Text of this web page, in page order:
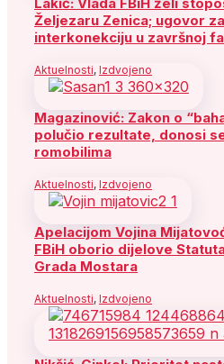
Željezaru Zenica; ugovor
interkonekciju u završnoj
Aktuelnosti, Izdvojeno
Magazinović: Zakon o
polučio rezultate, donosi
romobilima
Aktuelnosti, Izdvojeno
Apelacijom Vojina
FBiH oborio dijelove
Grada Mostara
Aktuelnosti, Izdvojeno